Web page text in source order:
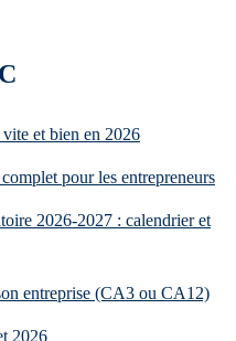
et bien en 2026
pour les entrepreneurs
2026-2027 : calendrier et
entreprise (CA3 ou CA12)
2026